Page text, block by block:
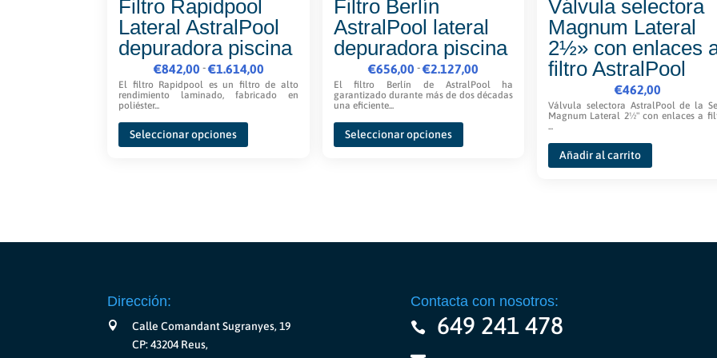
Filtro Rapidpool
Lateral AstralPool
depuradora piscina
€842,00 -€1.614,00
Rango
de
precios:
desde
€842,00
El filtro Rapidpool es un filtro de alto
rendimiento laminado, fabricado en
poliéster...
Seleccionar opciones
la
Filtro Berlín
AstralPool lateral
depuradora piscina
€656,00 -€2.127,00
Rango
de
desde
€656,00
El filtro Berlín de AstralPool ha
garantizado durante más de dos décadas
una eficiente...
Seleccionar opciones
en
la
Válvula selectora
Magnum Lateral
2½» con enlaces
filtro AstralPool
€462,00
Válvula selectora AstralPool de la
Magnum Lateral 2½" con enlaces a
...
Añadir al carrito
Dirección:
Calle Comandant Sugranyes, 19
CP: 43204 Reus,
Contacta con nosotros:
649 241 478